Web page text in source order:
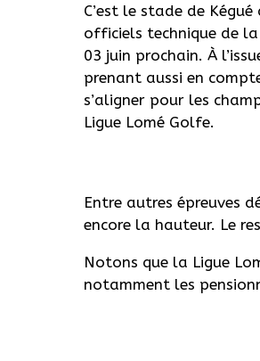
C’est le stade de
officiels technique de
03 juin prochain. À
prenant aussi en
s’aligner pour les
Ligue Lomé Golfe.
Entre autres épreuves
encore la hauteur. Le
Notons que la Ligue
notamment les